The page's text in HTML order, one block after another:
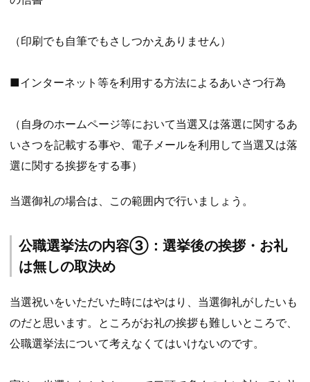
（印刷でも自筆でもさしつかえありません）
■インターネット等を利用する方法によるあいさつ行為
（自身のホームページ等において当選又は落選に関するあ
いさつを記載する事や、電子メールを利用して当選又は落
選に関する挨拶をする事）
当選御礼の場合は、この範囲内で行いましょう。
公職選挙法の内容③：選挙後の挨拶・お礼
は無しの取決め
当選祝いをいただいた時にはやはり、当選御礼がしたいも
のだと思います。ところがお礼の挨拶も難しいところで、
公職選挙法について考えなくてはいけないのです。